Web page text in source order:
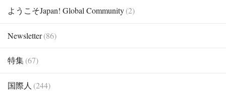
ようこそJapan! Global Community(2)
Newsletter(86)
特集(67)
国際人 (244)